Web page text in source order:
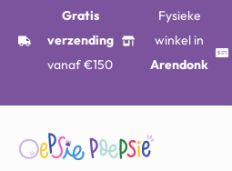
Gratis
verzending
vanaf €150
Fysieke
winkel in
Arendonk